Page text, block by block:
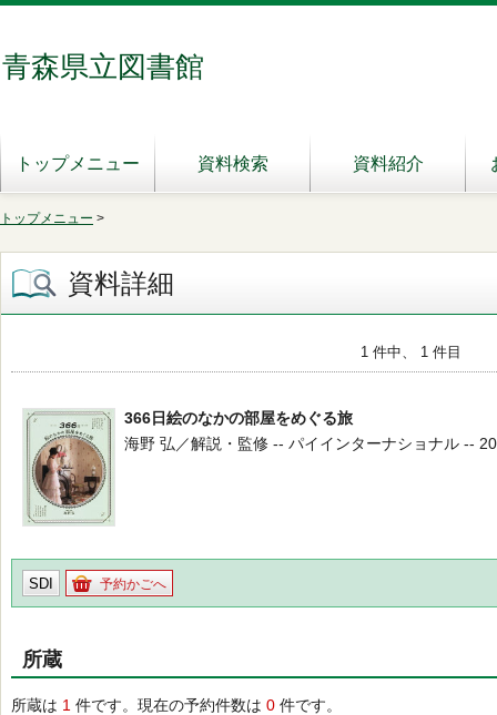
青森県立図書館
トップメニュー 資料検索 資料紹介
トップメニュー >
資料詳細
1 件中、 1 件目
366日絵のなかの部屋をめぐる旅
海野 弘／解説・監修 -- パイインターナショナル --
SDI 予約かごへ
所蔵
所蔵は 1 件です。現在の予約件数は 0 件です。